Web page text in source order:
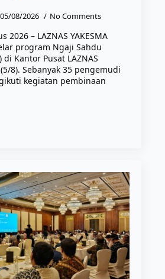
05/08/2026 No Comments
2026 – LAZNAS YAKESMA
program Ngaji Sahdu
Kantor Pusat LAZNAS
(5/8). Sebanyak 35 pengemudi
kegiatan pembinaan